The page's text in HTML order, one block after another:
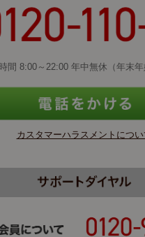
間 8:00～22:00 年中無休（年末年
カスタマーハラスメントについ